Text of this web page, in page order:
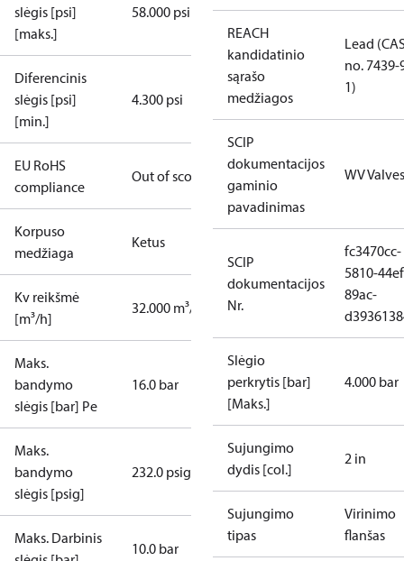
slėgis [psi]
[maks.]
58.000 psi
Diferencinis
slėgis [psi]
[min.]
4.300 psi
EU RoHS
compliance
Out of scope
Korpuso
medžiaga
Ketus
Kv reikšmė
[m³/h]
32.000 m³/h
Maks.
bandymo
slėgis [bar] Pe
16.0 bar
Maks.
bandymo
slėgis [psig]
232.0 psig
Maks. Darbinis
10.0 bar
REACH
kandidatinio
sąrašo
medžiagos
Lead
no. 7439-
1)
SCIP
dokumentacijos
gaminio
pavadinimas
WV Valves
SCIP
dokumentacijos
Nr.
fc3470cc-
5810-
89ac-
Slėgio
perkrytis [bar]
[Maks.]
4.000 bar
Sujungimo
dydis [col.]
2 in
Sujungimo
tipas
Virinimo
flanšas